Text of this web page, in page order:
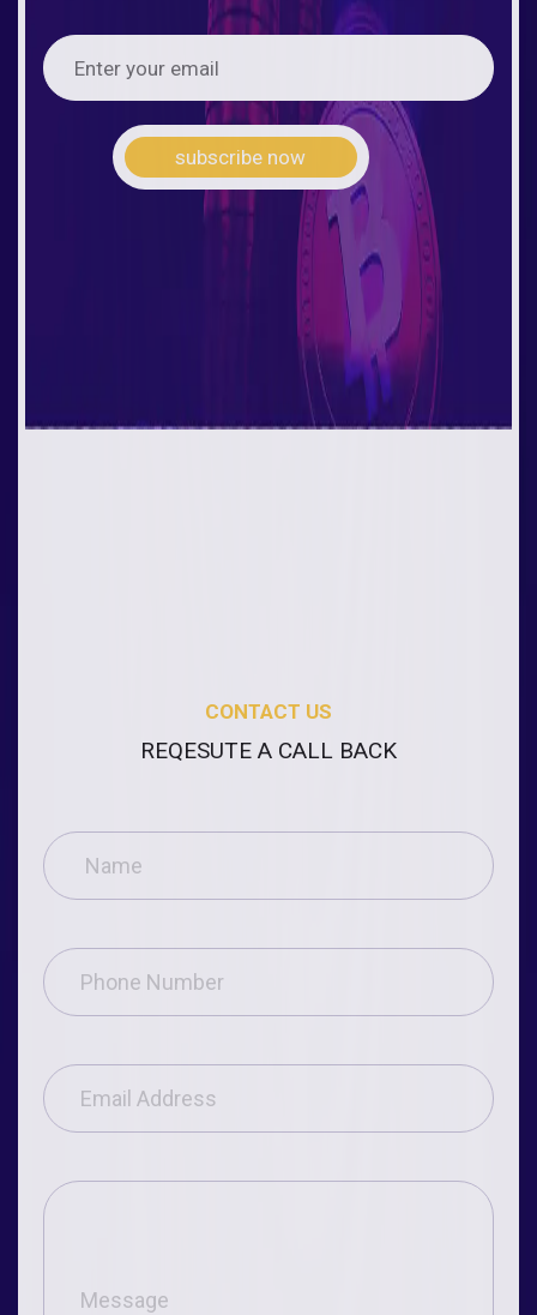
subscribe now
CONTACT US
REQESUTE A CALL BACK